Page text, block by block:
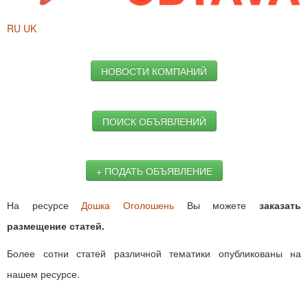
RU UK
НОВОСТИ КОМПАНИЙ
ПОИСК ОБЪЯВЛЕНИЙ
+ ПОДАТЬ ОБЪЯВЛЕНИЕ
На ресурсе Дошка Оголошень Вы можетезаказать
размещение статей.
Более сотни статей различной тематики опубликованы на
нашем ресурсе.